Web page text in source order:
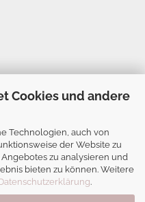
Cookies und andere
Technologien, auch von
der Website zu
zu analysieren und
bieten zu können. Weitere
.
aufgrund